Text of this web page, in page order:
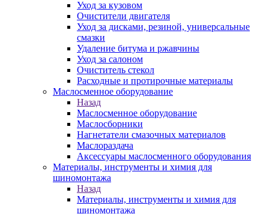
Уход за кузовом
Очистители двигателя
Уход за дисками, резиной, универсальные
смазки
Удаление битума и ржавчины
Уход за салоном
Очиститель стекол
Расходные и протирочные материалы
Маслосменное оборудование
Назад
Маслосменное оборудование
Маслосборники
Нагнетатели смазочных материалов
Маслораздача
Аксессуары маслосменного оборудования
Материалы, инструменты и химия для
шиномонтажа
Назад
Материалы, инструменты и химия для
шиномонтажа